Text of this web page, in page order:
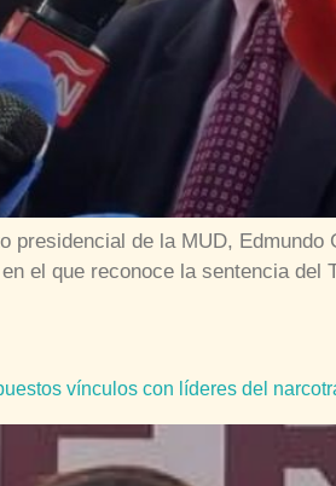
presidencial de la MUD,
el que reconoce la sentencia
vínculos con líderes del